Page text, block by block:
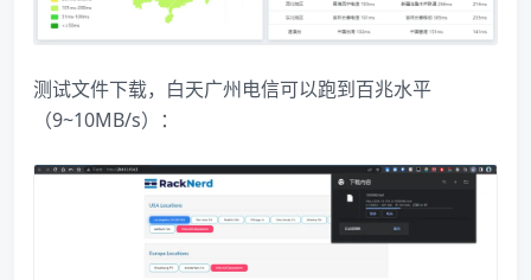
测试文件下载，白天广州电信可以跑到百兆水平
（9~10MB/s）：